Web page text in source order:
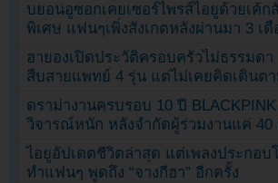
บยอนอูซอกเคยเซอร์ไพรส์ไอยูด้วยเค้ก
พิเศษ แฟนๆเพิ่งสังเกตหลังผ่านมา 3 เ
ฮายองเปิดประวัติครอบครัวไม่ธรรมดา
สืบสายแพทย์ 4 รุ่น แต่ไม่เคยคิดเดินต
ดราม่างานครบรอบ 10 ปี
วิจารณ์หนัก หลังจำกัดผู้ร่วมงานแค่ 40
ไอยูอัปเดตชีวิตล่าสุด แต่เพลงประกอบ
ทำแฟนๆ พูดถึง “จางกีฮา” อีกครั้ง